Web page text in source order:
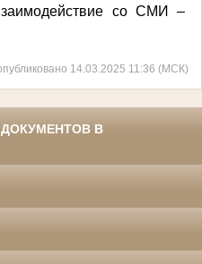
со СМИ –
14.03.2025 11:36 (МСК)
В